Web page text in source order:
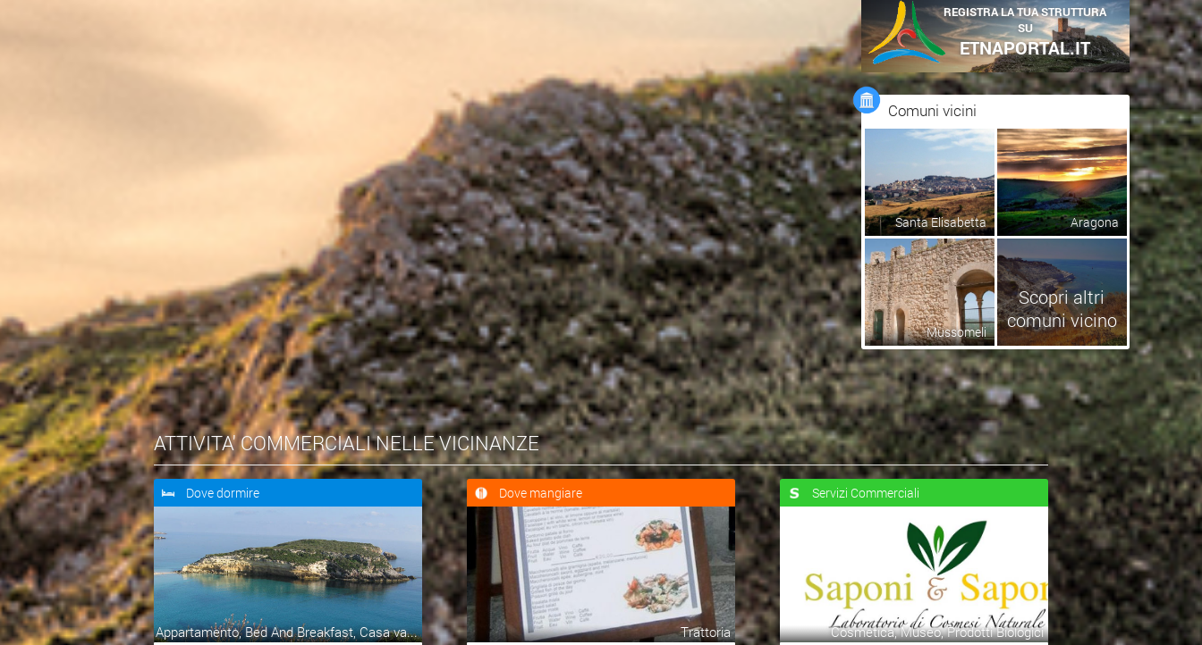
Palmae, oggi conservato nel Duomo. Al mecenatismo di Ferdinando II sono legati il suddetto pittore
palmese Provenzani, che lasci� una vasta quantit� di opere in provincia di Agrigento ma anche in
quelle di Caltanissetta e Palermo; l'umanista Roca che fond� presso il duomo la ricca biblioteca
Rochiana nel 1789; l'arciprete Cangiamila, che a Palma scrisse il terzo trattato italiano di ostreticia
"Embriologia Sacra", tradotto in francese e in greco e che, nel 1736, incise una donna palmese, gravida e
defunta, e battezz� il neonato ancora vivo.
Inserito daElisabetta Castellana
REGISTRA LA TUA STRUTTURA
SU
ETNAPORTAL.IT
Comuni vicini
Santa Elisabetta Aragona
Mussomeli
Scopri altri
comuni vicino
ATTIVITA' COMMERCIALI NELLE VICINANZE
Dove dormire
Appartamento, Bed And Breakfast, Casa va...
Dove mangiare
Trattoria
Servizi Commerciali
Cosmetica, Museo, Prodotti Biologici